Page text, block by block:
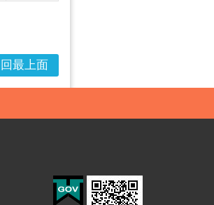
回最上面